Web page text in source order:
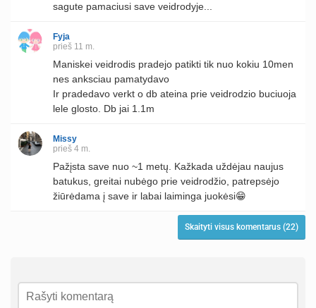
sagute pamaciusi save veidrodyje...
Fyja
prieš 11 m.
Maniskei veidrodis pradejo patikti tik nuo kokiu 10men
nes anksciau pamatydavo
Ir pradedavo verkt o db ateina prie veidrodzio buciuoja
lele glosto. Db jai 1.1m
Missy
prieš 4 m.
Pažįsta save nuo ~1 metų. Kažkada uždėjau naujus
batukus, greitai nubėgo prie veidrodžio, patrepsėjo
žiūrėdama į save ir labai laiminga juokėsi😁
Skaityti visus komentarus (22)